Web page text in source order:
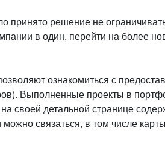
принято решение не
в один, перейти на более
ознакомиться с
Выполненные проекты в
своей детальной странице
связаться, в том числе